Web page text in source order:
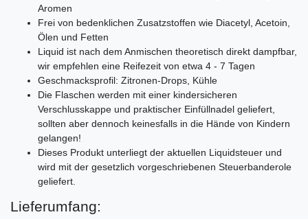
Aromen
Frei von bedenklichen Zusatzstoffen wie Diacetyl, Acetoin,
Ölen und Fetten
Liquid ist nach dem Anmischen theoretisch direkt dampfbar,
wir empfehlen eine Reifezeit von etwa 4 - 7 Tagen
Geschmacksprofil: Zitronen-Drops, Kühle
Die Flaschen werden mit einer kindersicheren
Verschlusskappe und praktischer Einfüllnadel geliefert,
sollten aber dennoch keinesfalls in die Hände von Kindern
gelangen!
Dieses Produkt unterliegt der aktuellen Liquidsteuer und
wird mit der gesetzlich vorgeschriebenen Steuerbanderole
geliefert.
Lieferumfang: